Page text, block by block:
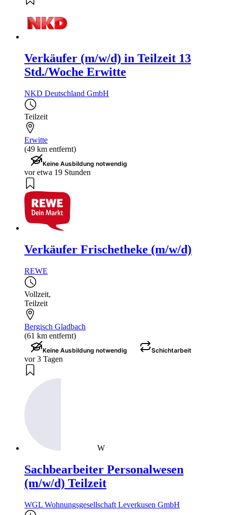
Verkäufer (m/w/d) in Teilzeit 13
Std./Woche Erwitte
NKD Deutschland GmbH
Teilzeit
Erwitte
(49 km entfernt)
Keine Ausbildung notwendig
vor etwa 19 Stunden
Verkäufer Frischetheke (m/w/d)
REWE
Vollzeit,
Teilzeit
Bergisch Gladbach
(61 km entfernt)
Keine Ausbildung notwendig Schichtarbeit
vor 3 Tagen
W
Sachbearbeiter Personalwesen
(m/w/d) Teilzeit
WGL Wohnungsgesellschaft Leverkusen GmbH